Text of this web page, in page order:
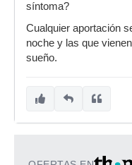
síntoma?
Cualquier aportación
noche y las que
sueño.